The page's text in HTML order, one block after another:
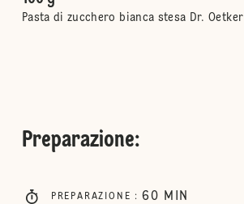
Pasta di zucchero bianca stesa Dr. Oetker
Preparazione:
PREPARAZIONE : 60 MIN